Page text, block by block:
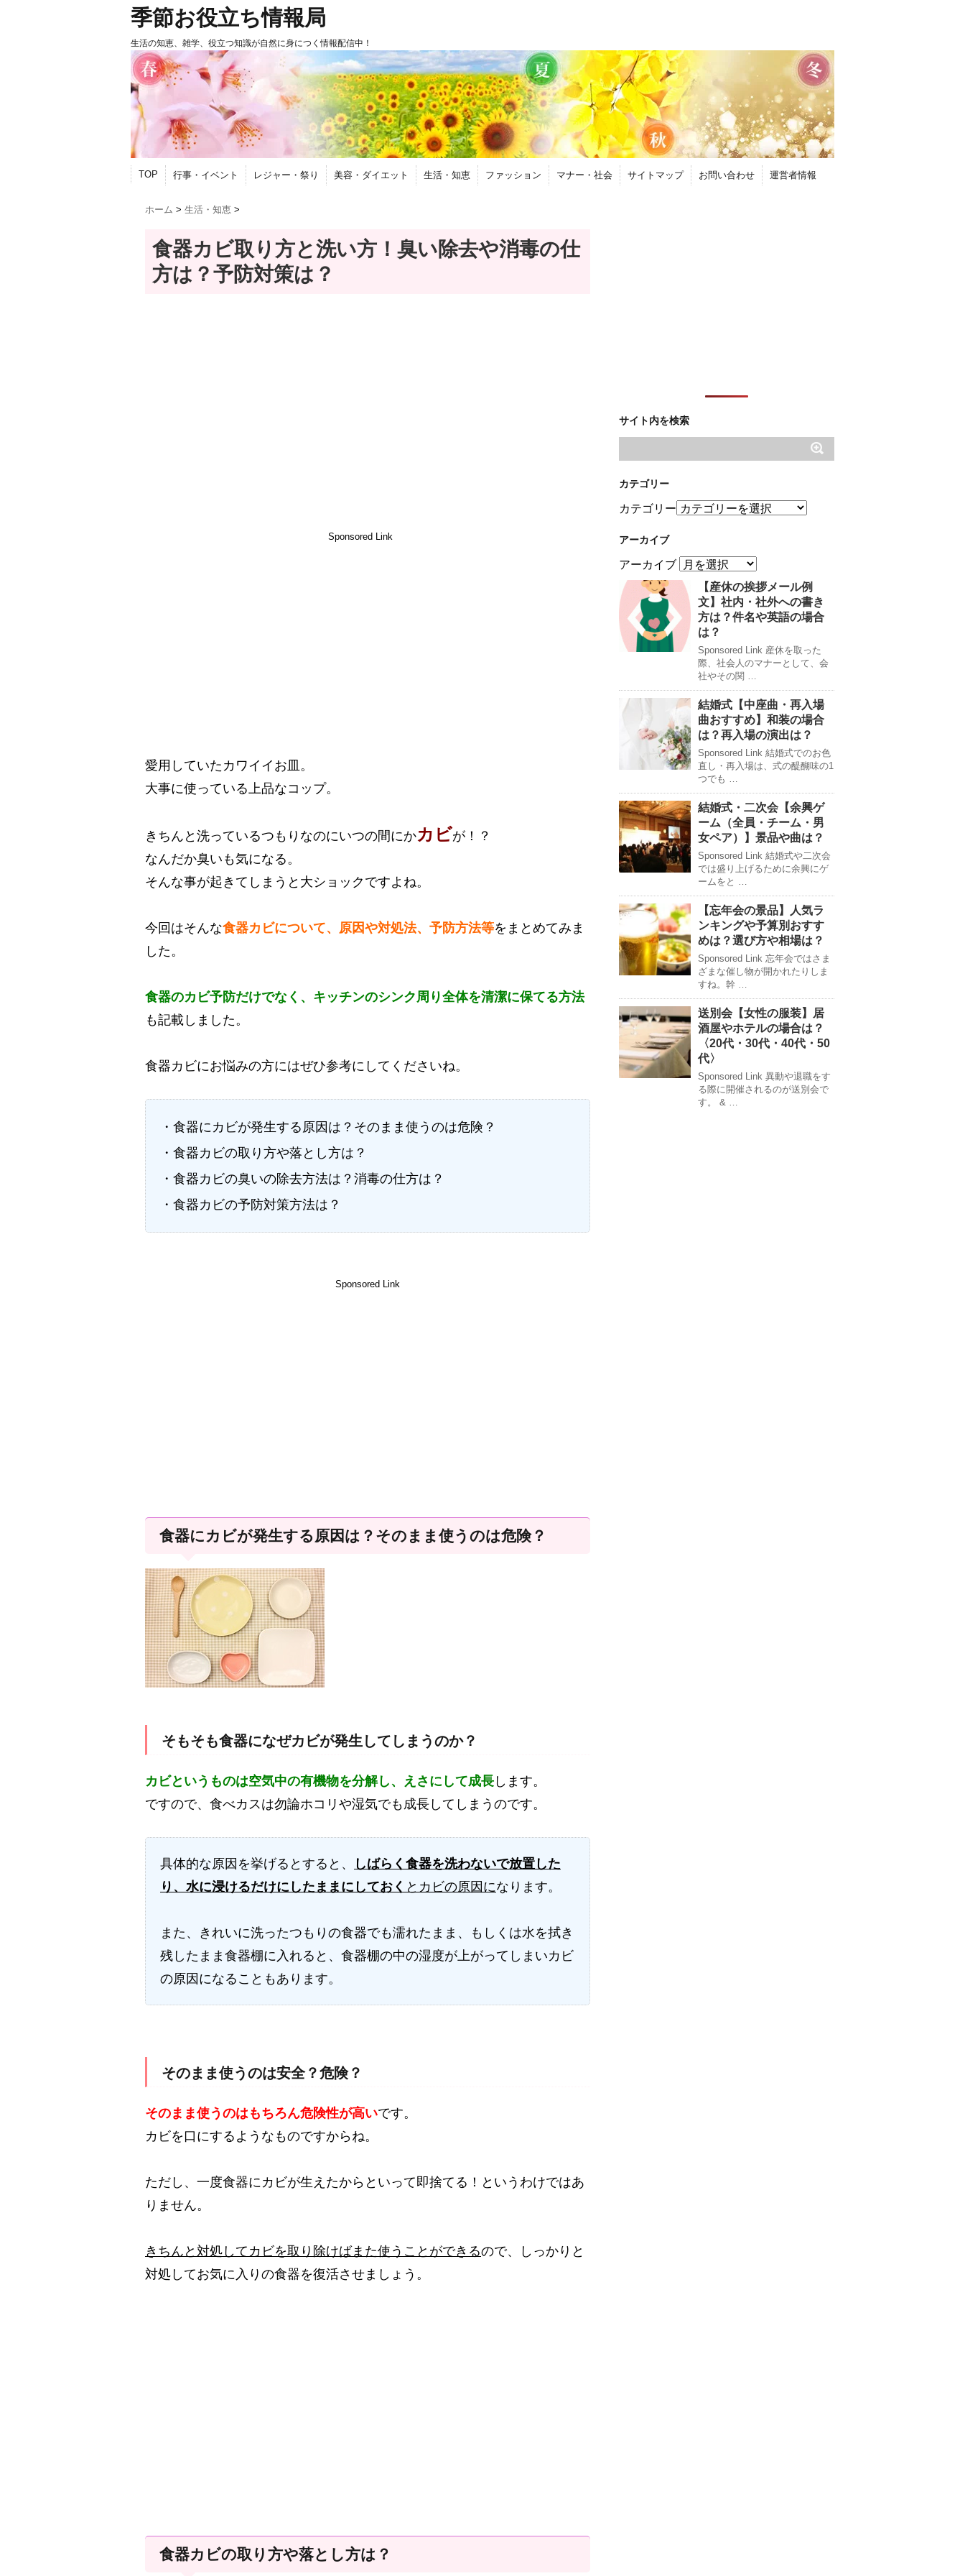
季節お役立ち情報局
生活の知恵、雑学、役立つ知識が自然に身につく情報配信中！
TOP 行事・イベント レジャー・祭り 美容・ダイエット 生活・知恵 ファッション マナー・社会 サイトマップ お問い合わせ 運営者情報
ホーム > 生活・知恵 >
食器カビ取り方と洗い方！臭い除去や消毒の仕
方は？予防対策は？
Sponsored Link
愛用していたカワイイお皿。
大事に使っている上品なコップ。
きちんと洗っているつもりなのにいつの間にかカビが！？
なんだか臭いも気になる。
そんな事が起きてしまうと大ショックですよね。
今回はそんな食器カビについて、原因や対処法、予防方法等をまとめてみま
した。
食器のカビ予防だけでなく、キッチンのシンク周り全体を清潔に保てる方法
も記載しました。
食器カビにお悩みの方にはぜひ参考にしてくださいね。
・食器にカビが発生する原因は？そのまま使うのは危険？
・食器カビの取り方や落とし方は？
・食器カビの臭いの除去方法は？消毒の仕方は？
・食器カビの予防対策方法は？
Sponsored Link
食器にカビが発生する原因は？そのまま使うのは危険？
そもそも食器になぜカビが発生してしまうのか？
カビというものは空気中の有機物を分解し、えさにして成長 します。
ですので、食べカスは勿論ホコリや湿気でも成長してしまうのです。
具体的な原因を挙げるとすると、
しばらく食器を洗わないで放置した
り、水に浸けるだけにしたままにしておく とカビの原因になります。
また、きれいに洗ったつもりの食器でも濡れたまま、もしくは水を拭き
残したまま食器棚に入れると、食器棚の中の湿度が上がってしまいカビ
の原因になることもあります。
そのまま使うのは安全？危険？
そのまま使うのはもちろん危険性が高いです。
カビを口にするようなものですからね。
ただし、一度食器にカビが生えたからといって即捨てる！というわけではあ
りません。
きちんと対処してカビを取り除けばまた使うことができるので、しっかりと
対処してお気に入りの食器を復活させましょう。
食器カビの取り方や落とし方は？
サイト内を検索
カテゴリー
カテゴリー
アーカイブ
アーカイブ
【産休の挨拶メール例
文】社内・社外への書き
方は？件名や英語の場合
は？
Sponsored Link 産休を取った
際、社会人のマナーとして、会
社やその関 …
結婚式【中座曲・再入場
曲おすすめ】和装の場合
は？再入場の演出は？
Sponsored Link 結婚式でのお色
直し・再入場は、式の醍醐味の1
つでも …
結婚式・二次会【余興ゲ
ーム（全員・チーム・男
女ペア）】景品や曲は？
Sponsored Link 結婚式や二次会
では盛り上げるために余興にゲ
ームをと …
【忘年会の景品】人気ラ
ンキングや予算別おすす
めは？選び方や相場は？
Sponsored Link 忘年会ではさま
ざまな催し物が開かれたりしま
すね。幹 …
送別会【女性の服装】居
酒屋やホテルの場合は？
〈20代・30代・40代・50
代〉
Sponsored Link 異動や退職をす
る際に開催されるのが送別会で
す。 & …